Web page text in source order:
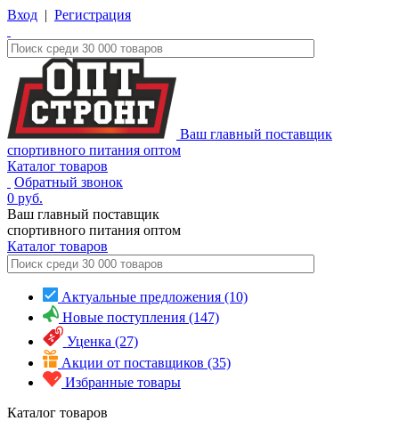
Вход | Регистрация
Ваш главный поставщик
спортивного питания оптом
Каталог товаров
Обратный звонок
0 руб.
Ваш главный поставщик
спортивного питания оптом
Каталог товаров
Актуальные предложения (10)
Новые поступления (147)
Уценка (27)
Акции от поставщиков (35)
Избранные товары
Каталог товаров